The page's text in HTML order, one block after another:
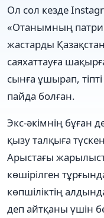
Ол сол кезде
«Отанымның
жастарды
саяхаттауға
сынға ұшырап,
пайда болған.
Экс-әкімнің бұған
қызу талқыға
Арыстағы
көшірілген
көпшіліктің
деп айтқаны үшін